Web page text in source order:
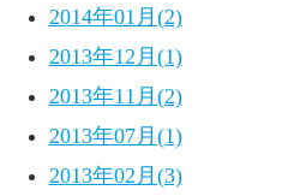
2014年01月(2)
2013年12月(1)
2013年11月(2)
2013年07月(1)
2013年02月(3)